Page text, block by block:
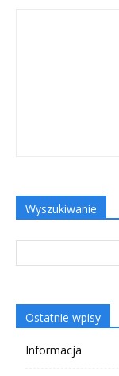
Wyszukiwanie
Ostatnie wpisy
Informacja